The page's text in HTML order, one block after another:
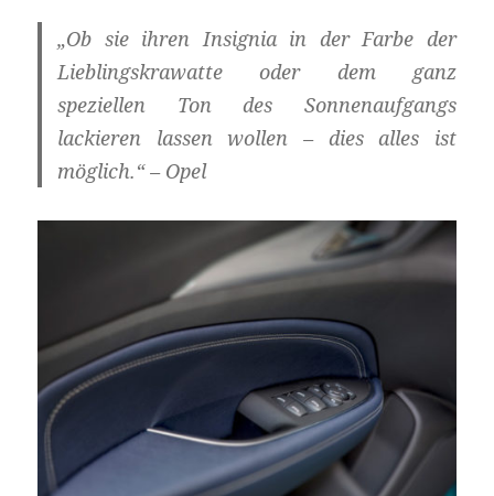
„Ob sie ihren Insignia in der Farbe der
Lieblingskrawatte oder dem ganz
speziellen Ton des Sonnenaufgangs
lackieren lassen wollen – dies alles ist
möglich.“ – Opel